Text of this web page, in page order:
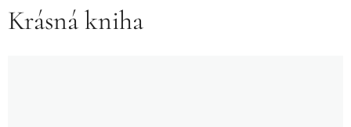
Krásná kniha